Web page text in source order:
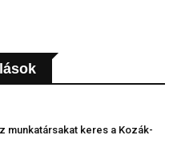
munkatársakat keres a Kozák-